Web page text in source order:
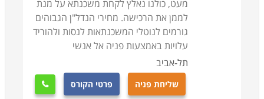
מעט, כולנו נאלץ לקחת משכנתא על מנת
לממן את הרכישה. מחירי הנדל"ן הגבוהים
גורמים לנוטלי המשכנתאות לנסות ולהוריד
עלויות באמצעות פניה אל אנשי
תל-אביב
שליחת פניה פרטי הקורס 